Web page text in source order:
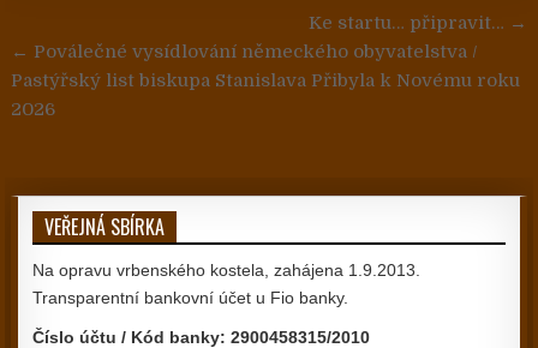
Navigace pro příspěvekKe startu… připravit… →
← Poválečné vysídlování německého obyvatelstva /
Pastýřský list biskupa Stanislava Přibyla k Novému roku
2026
VEŘEJNÁ SBÍRKA
Na opravu vrbenského kostela, zahájena 1.9.2013.
Transparentní bankovní účet u Fio banky.
Číslo účtu / Kód banky: 2900458315/2010